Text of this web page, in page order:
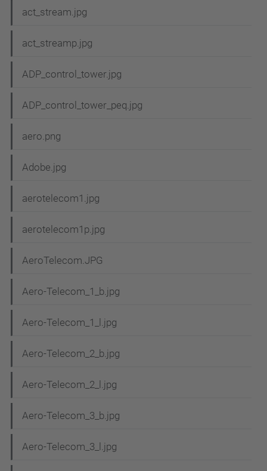
act_stream.jpg
act_streamp.jpg
ADP_control_tower.jpg
ADP_control_tower_peq.jpg
aero.png
Adobe.jpg
aerotelecom1.jpg
aerotelecom1p.jpg
AeroTelecom.JPG
Aero-Telecom_1_b.jpg
Aero-Telecom_1_l.jpg
Aero-Telecom_2_b.jpg
Aero-Telecom_2_l.jpg
Aero-Telecom_3_b.jpg
Aero-Telecom_3_l.jpg